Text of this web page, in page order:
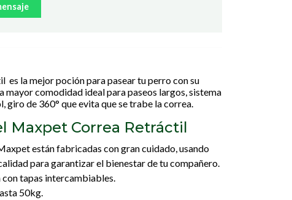
es la mejor poción para pasear tu perro con su
mayor comodidad ideal para paseos largos, sistema
giro de 360° que evita que se trabe la correa.
Maxpet Correa Retráctil
están fabricadas con gran cuidado, usando
para garantizar el bienestar de tu compañero.
tapas intercambiables.
50kg.